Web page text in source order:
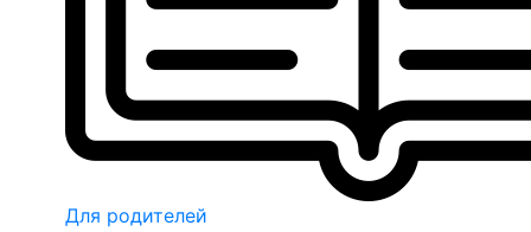
Для родителей